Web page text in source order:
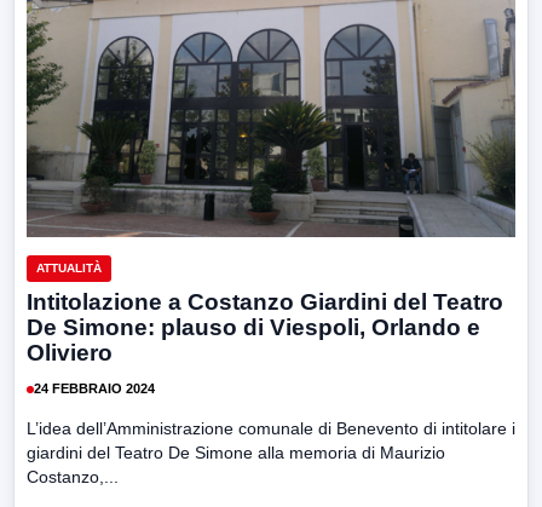
ATTUALITÀ
Intitolazione a Costanzo Giardini del Teatro
De Simone: plauso di Viespoli, Orlando e
Oliviero
24 FEBBRAIO 2024
L’idea dell’Amministrazione comunale di Benevento di intitolare i
giardini del Teatro De Simone alla memoria di Maurizio
Costanzo,...